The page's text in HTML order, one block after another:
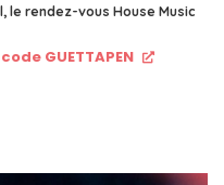
le rendez-vous House Music
GUETTAPEN